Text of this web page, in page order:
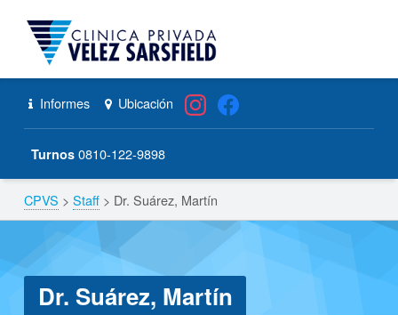
Dr. Suárez, Martín – CPVS
Primary Menu
Header info sidebar Informes Ubicación
Turnos 0810-122-9898
Breadcrumbs navigation
CPVS > Staff> Dr. Suárez, Martín
Dr. Suárez, Martín